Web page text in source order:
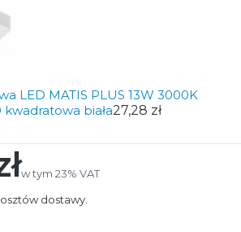
LED MATIS PLUS 13W 3000K
kwadratowa biała27,28 zł
w tym 23% VAT
w tym 23% VAT
dostawy.